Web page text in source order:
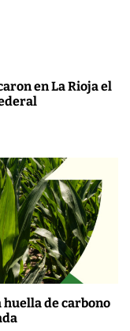
en La Rioja el
de carbono